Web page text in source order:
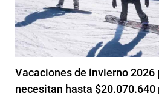
Vacaciones de invierno
necesitan hasta $20.070.640